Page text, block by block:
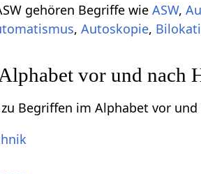
gehören Begriffe wieASW,
,Autoskopie,
vor und nach
Begriffen im Alphabet vor